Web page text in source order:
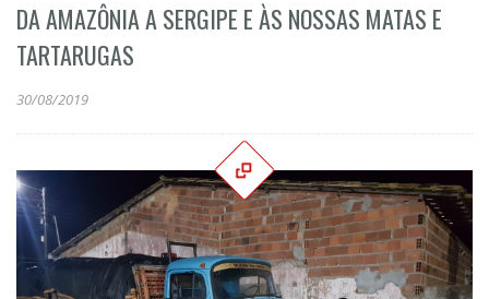
DA AMAZÔNIA A SERGIPE E ÀS NOSSAS MATAS E
TARTARUGAS
30/08/2019